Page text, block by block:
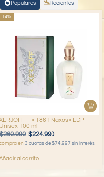
Populares Recientes
-14%
XERJOFF – » 1861 Naxos» EDP
Unisex 100 ml
260.990 $224.990
compra en 3 cuotas de $74.997 sin interés
Añadir al carrito